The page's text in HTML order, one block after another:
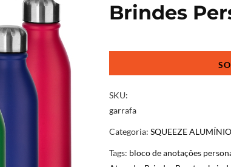
Brindes
SKU:
garrafa
Categoria: SQUEEZE
Tags: bloco de anotações